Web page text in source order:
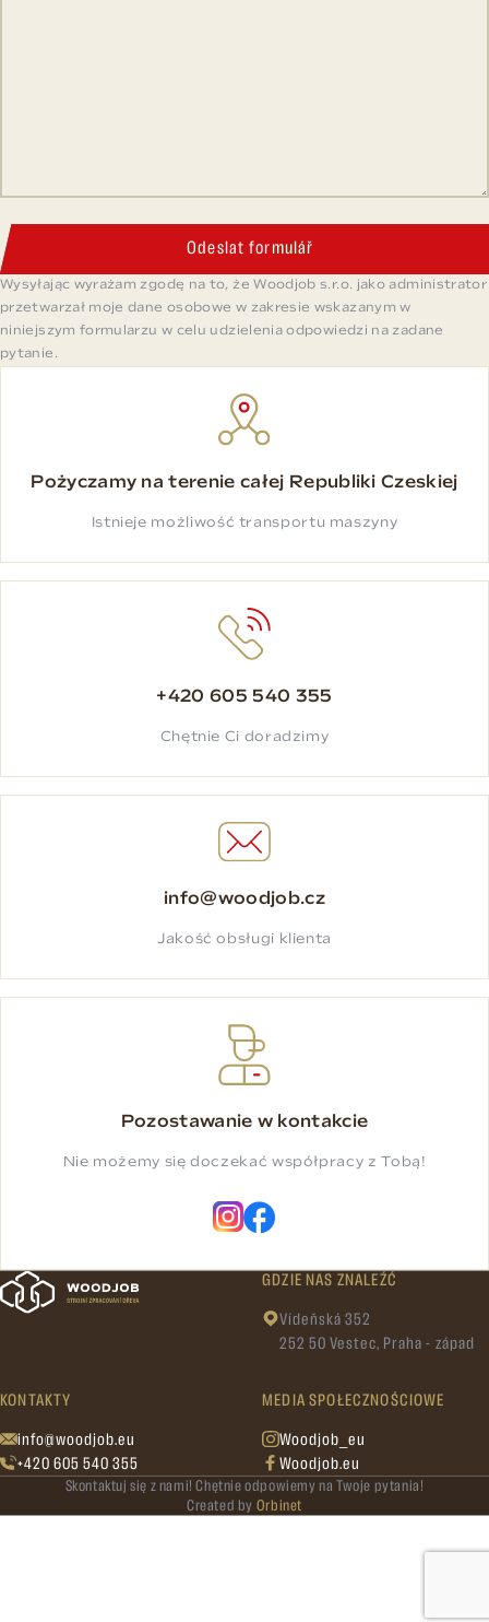
Odeslat formulář
Wysyłając wyrażam zgodę na to, że Woodjob s.r.o. jako administrator
przetwarzał moje dane osobowe w zakresie wskazanym w
niniejszym formularzu w celu udzielenia odpowiedzi na zadane
pytanie.
Pożyczamy na terenie całej Republiki Czeskiej
Istnieje możliwość transportu maszyny
+420 605 540 355
Chętnie Ci doradzimy
info@woodjob.cz
Jakość obsługi klienta
Pozostawanie w kontakcie
Nie możemy się doczekać współpracy z Tobą!
GDZIE NAS ZNALEŹĆ
Vídeňská 352
252 50 Vestec, Praha - západ
KONTAKTY
info@woodjob.eu
+420 605 540 355
MEDIA SPOŁECZNOŚCIOWE
Woodjob_eu
Woodjob.eu
Skontaktuj się z nami! Chętnie odpowiemy na Twoje pytania!
Created by Orbinet